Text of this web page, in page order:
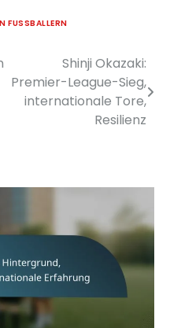
FUSSBALLERN
Shinji Okazaki:
Premier-League-Sieg,
internationale Tore,
Resilienz